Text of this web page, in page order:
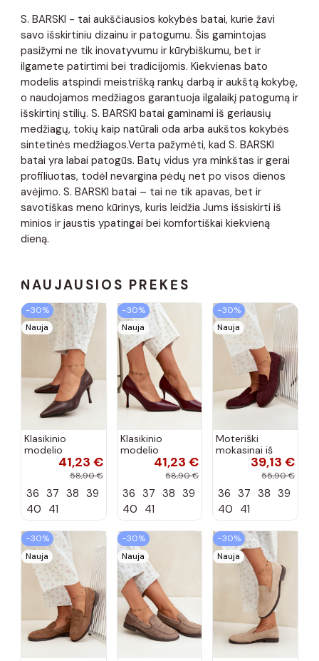
S. BARSKI - tai aukščiausios kokybės batai, kurie žavi
savo išskirtiniu dizainu ir patogumu. Šis gamintojas
pasižymi ne tik inovatyvumu ir kūrybiškumu, bet ir
ilgamete patirtimi bei tradicijomis. Kiekvienas bato
modelis atspindi meistrišką rankų darbą ir aukštą kokybę,
o naudojamos medžiagos garantuoja ilgalaikį patogumą ir
išskirtinį stilių. S. BARSKI batai gaminami iš geriausių
medžiagų, tokių kaip natūrali oda arba aukštos kokybės
sintetinės medžiagos.Verta pažymėti, kad S. BARSKI
batai yra labai patogūs. Batų vidus yra minkštas ir gerai
profiliuotas, todėl nevargina pėdų net po visos dienos
avėjimo. S. BARSKI batai – tai ne tik apavas, bet ir
savotiškas meno kūrinys, kuris leidžia Jums išsiskirti iš
minios ir jaustis ypatingai bei komfortiškai kiekvieną
dieną.
NAUJAUSIOS PREKĖS
−30%
Nauja
Klasikinio
modelio
aukštakulniai
šokolado
spalvos Nesha
41,23 €
58,90 €
36 37 38 39
40 41
−30%
Nauja
Klasikinio
modelio
aukštakulniai
bordo spalvos
Nesha
41,23 €
58,90 €
36 37 38 39
40 41
−30%
Nauja
Moteriški
mokasinai iš
dirbtinės
zomšos, bordo
39,13 €
55,90 €
36 37 38 39
40 41
−30%
Nauja
−30%
Nauja
−30%
Nauja